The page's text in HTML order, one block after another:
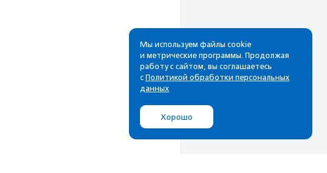
Рассылка
лучшие материалы в вашем
почтовом ящике
Мы используем файлы cookie
и метрические программы. Продолжая
работу с сайтом, вы соглашаетесь
с Политикой обработки персональных
данных
Хорошо